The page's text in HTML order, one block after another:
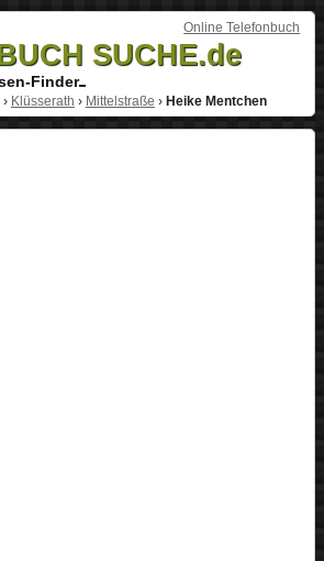
Online Telefonbuch
SUCHE.de
Finder
› Klüsserath › Mittelstraße › Heike Mentchen